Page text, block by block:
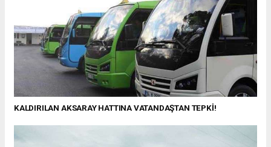
KALDIRILAN AKSARAY HATTINA VATANDAŞTAN TEPKİ!